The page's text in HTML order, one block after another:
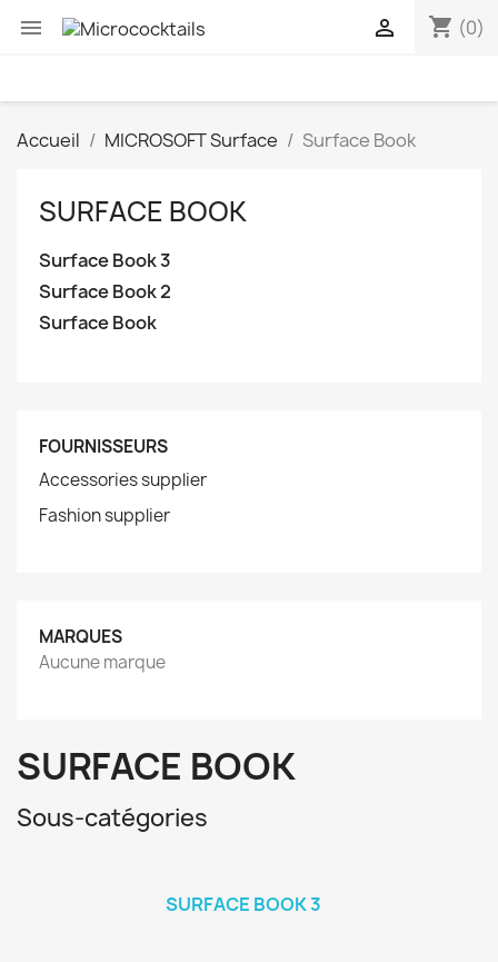
 shopping_cart (0)

Accueil MICROSOFT Surface Surface Book
SURFACE BOOK
Surface Book 3
Surface Book 2
Surface Book
FOURNISSEURS
Accessories supplier
Fashion supplier
MARQUES
Aucune marque
SURFACE BOOK
Sous-catégories
SURFACE BOOK 3